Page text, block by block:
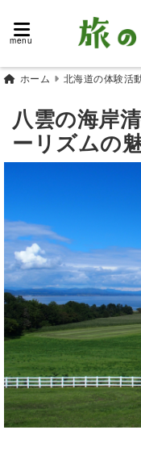
menu
ホーム 北海道の体験活
八雲の海岸
ーリズムの